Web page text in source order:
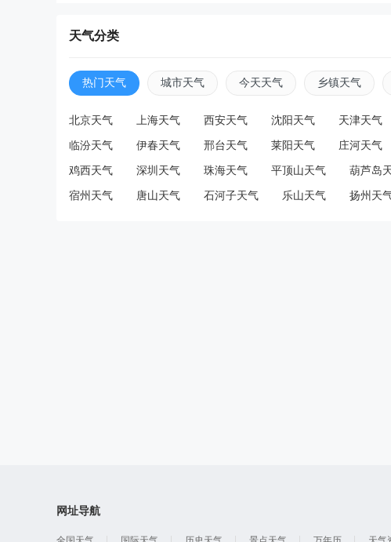
天气分类
热门天气 城市天气 今天天气 乡镇天气
北京天气 上海天气 西安天气 沈阳天气 天津天气
临汾天气 伊春天气 邢台天气 莱阳天气 庄河天气
鸡西天气 深圳天气 珠海天气 平顶山天气 葫芦岛
宿州天气 唐山天气 石河子天气 乐山天气 扬州天
网址导航